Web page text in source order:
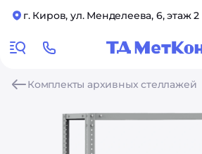
г. Киров, ул. Менделеева, 6, этаж 2
Комплекты архивных стеллажей